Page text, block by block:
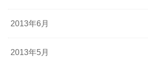
2013年6月
2013年5月